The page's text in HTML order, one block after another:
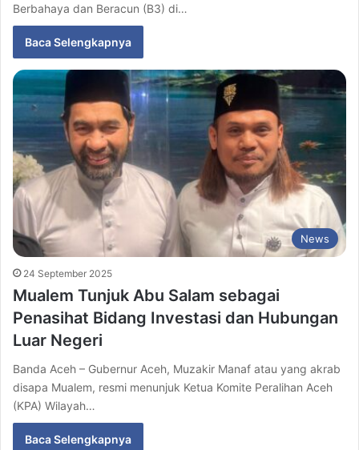
Berbahaya dan Beracun (B3) di…
Baca Selengkapnya
News
24 September 2025
Mualem Tunjuk Abu Salam sebagai
Penasihat Bidang Investasi dan Hubungan
Luar Negeri
Banda Aceh – Gubernur Aceh, Muzakir Manaf atau yang akrab
disapa Mualem, resmi menunjuk Ketua Komite Peralihan Aceh
(KPA) Wilayah…
Baca Selengkapnya